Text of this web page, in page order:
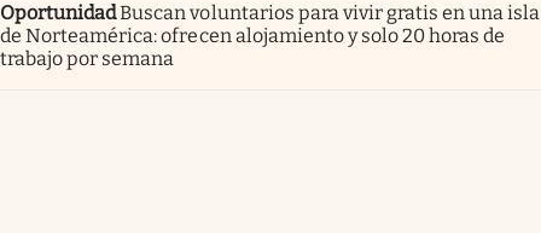
OportunidadBuscan voluntarios para vivir gratis en una isla
de Norteamérica: ofrecen alojamiento y solo 20 horas de
trabajo por semana